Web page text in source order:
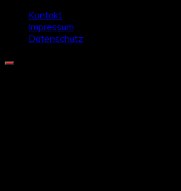
Kontakt
Impressum
Datenschutz